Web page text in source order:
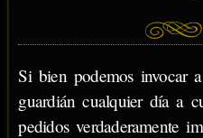
Si bien podemos invocar
guardián cualquier día a
pedidos verdaderamente